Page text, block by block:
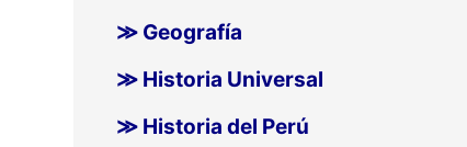
≫ Geografía
≫ Historia Universal
≫ Historia del Perú